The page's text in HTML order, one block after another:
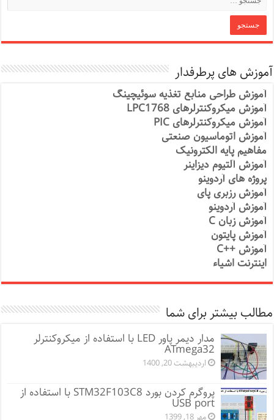
آموزش های پرطرفدار
آموزش طراحی منابع تغذیه سوئیچینگ
آموزش میکروکنترلرهای LPC1768
آموزش میکروکنترلرهای PIC
آموزش اتوماسیون صنعتی
مفاهیم پایه الکترونیک
آموزش آلتیوم دیزاینر
پروژه های آردوینو
آموزش رزبری پای
آموزش آردوینو
آموزش زبان C
آموزش پایتون
آموزش ++C
اینترنت اشیاء
مطالب بیشتر برای شما
مدار دیمر پاور LED با استفاده از میکروکنترلر
ATmega32
اردیبهشت 20, 1400
پروگرم کردن بورد STM32F103C8 با استفاده از
USB port
مهر 18, 1399